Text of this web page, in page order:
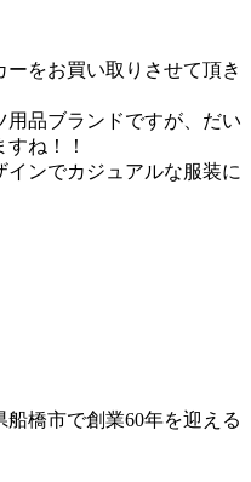
をお買い取りさせて頂き
用品ブランドですが、だい
ね！！
ンでカジュアルな服装に
橋市で創業60年を迎える